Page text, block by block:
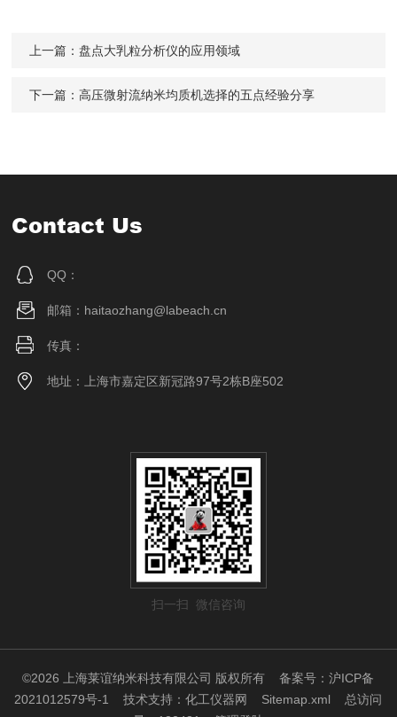
上一篇：盘点大乳粒分析仪的应用领域
下一篇：高压微射流纳米均质机选择的五点经验分享
Contact Us
QQ：
邮箱：haitaozhang@labeach.cn
传真：
地址：上海市嘉定区新冠路97号2栋B座502
扫一扫 微信咨询
©2026 上海莱谊纳米科技有限公司 版权所有备案号：沪ICP备
2021012579号-1
技术支持：化工仪器网 Sitemap.xml 总访问